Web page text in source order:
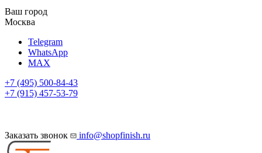
Ваш город
Москва
Telegram
WhatsApp
MAX
+7 (495) 500-84-43
+7 (915) 457-53-79
Заказать звонок info@shopfinish.ru